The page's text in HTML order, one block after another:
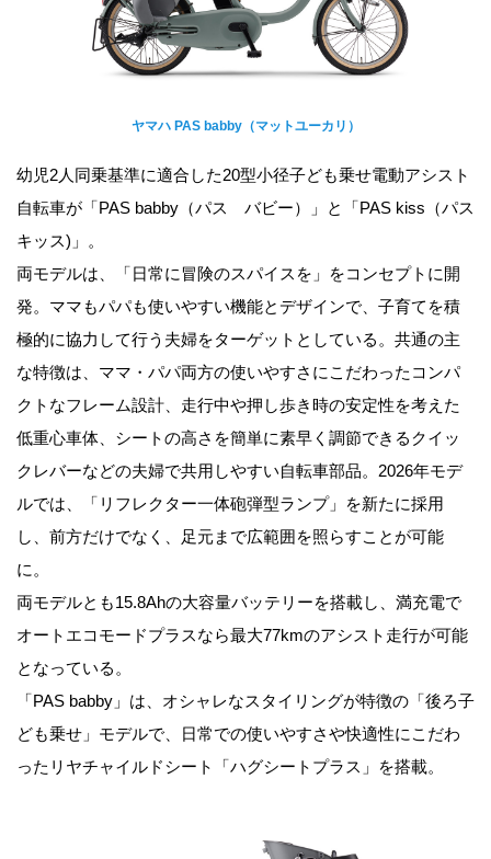
ヤマハ PAS babby（マットユーカリ）
幼児2人同乗基準に適合した20型小径子ども乗せ電動アシスト
自転車が「PAS babby（パス バビー）」と「PAS kiss（パス
キッス)」。
両モデルは、「日常に冒険のスパイスを」をコンセプトに開
発。ママもパパも使いやすい機能とデザインで、子育てを積
極的に協力して行う夫婦をターゲットとしている。共通の主
な特徴は、ママ・パパ両方の使いやすさにこだわったコンパ
クトなフレーム設計、走行中や押し歩き時の安定性を考えた
低重心車体、シートの高さを簡単に素早く調節できるクイッ
クレバーなどの夫婦で共用しやすい自転車部品。2026年モデ
ルでは、「リフレクター一体砲弾型ランプ」を新たに採用
し、前方だけでなく、足元まで広範囲を照らすことが可能
に。
両モデルとも15.8Ahの大容量バッテリーを搭載し、満充電で
オートエコモードプラスなら最大77kmのアシスト走行が可能
となっている。
「PAS babby」は、オシャレなスタイリングが特徴の「後ろ子
ども乗せ」モデルで、日常での使いやすさや快適性にこだわ
ったリヤチャイルドシート「ハグシートプラス」を搭載。